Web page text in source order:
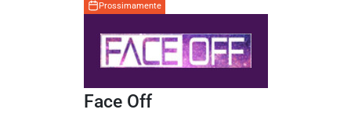
Prossimamente
Face Off